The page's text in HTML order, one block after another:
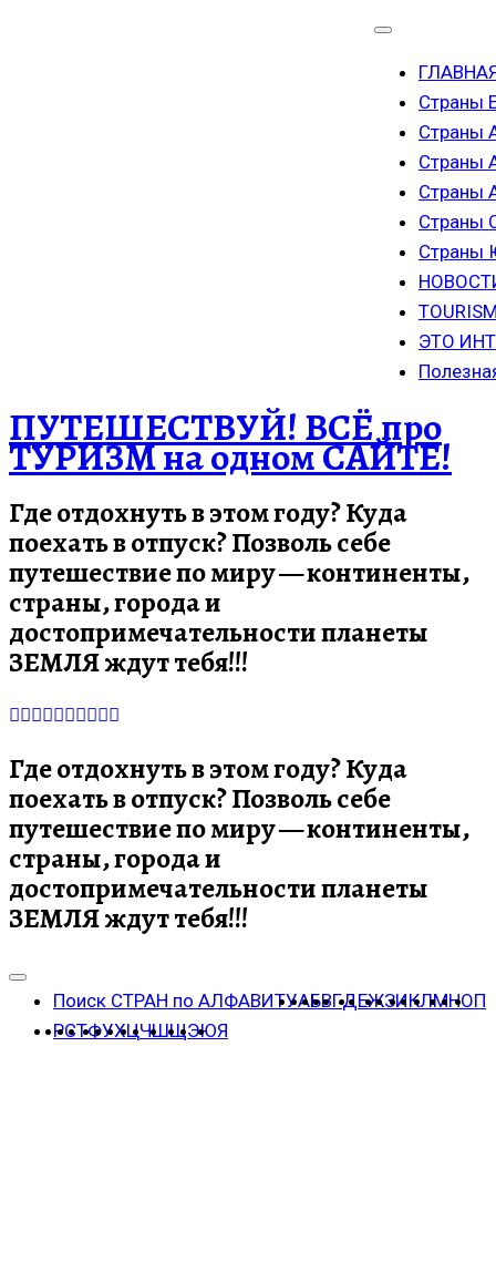
Страны
Страны
Страны
Страны
Страны
Страны
ЭТО
ПУТЕШЕСТВУЙ! ВСЁ про
ТУРИЗМ на одном САЙТЕ!
Где отдохнуть в этом году? Куда
поехать в отпуск? Позволь себе
путешествие по миру — континенты,
страны, города и
достопримечательности планеты
ЗЕМЛЯ ждут тебя!!!
Где отдохнуть в этом году? Куда
поехать в отпуск? Позволь себе
путешествие по миру — континенты,
страны, города и
достопримечательности планеты
ЗЕМЛЯ ждут тебя!!!
Поиск СТРАН по АЛФАВИТУАБВГДЕЖЗИКЛМНОП
РСТФУХЦЧШЩЭЮЯ